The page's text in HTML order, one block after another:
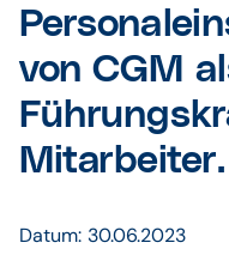
von CGM
Mitarbeiter.
Datum: 30.06.2023